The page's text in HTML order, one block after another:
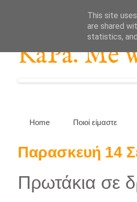
KaPa. Me
Home Ποιοί είμαστε
Παρασκευή 14
Πρωτάκια σε
This site
are shared
statistics,